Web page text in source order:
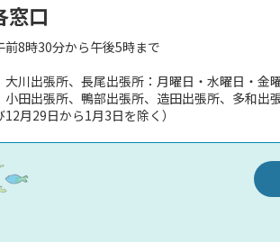
窓口
前8時30分から午後5時まで
大川出張所、長尾出張所：月曜日・水曜日・金
小田出張所、鴨部出張所、造田出張所、多和出
12月29日から1月3日を除く）